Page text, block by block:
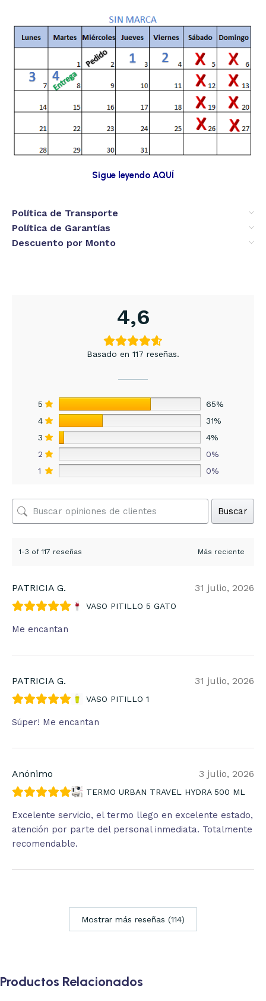
Sigue leyendo AQUÍ
Política de Transporte
Política de Garantías
Descuento por Monto
4,6
Basado en 117 reseñas.
5
65%
4
31%
3
4%
2
0%
1
0%
Buscar
1-3 of 117 reseñas
PATRICIA G. 31 julio, 2026
VASO PITILLO 5 GATO
Me encantan
PATRICIA G. 31 julio, 2026
VASO PITILLO 1
Súper! Me encantan
Anónimo 3 julio, 2026
TERMO URBAN TRAVEL HYDRA 500 ML
Excelente servicio, el termo llego en excelente estado,
atención por parte del personal inmediata. Totalmente
recomendable.
Mostrar más reseñas (114)
Productos Relacionados